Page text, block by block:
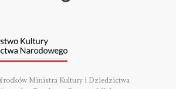
Ministra Kultury i Dziedzictwa